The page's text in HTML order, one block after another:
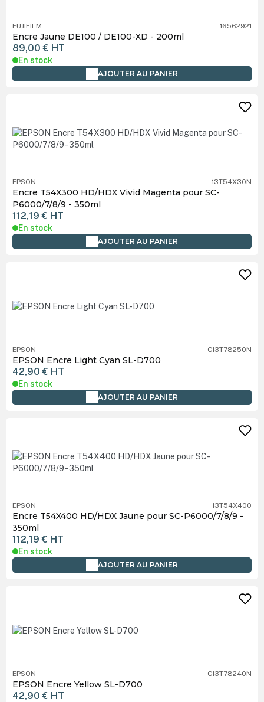
FUJIFILM 16562921
Encre Jaune DE100 / DE100-XD - 200ml
89,00 € HT
En stock
AJOUTER AU PANIER
EPSON 13T54X30N
Encre T54X300 HD/HDX Vivid Magenta pour SC-
P6000/7/8/9 - 350ml
112,19 € HT
En stock
AJOUTER AU PANIER
EPSON C13T78250N
EPSON Encre Light Cyan SL-D700
42,90 € HT
En stock
AJOUTER AU PANIER
EPSON 13T54X400
Encre T54X400 HD/HDX Jaune pour SC-P6000/7/8/9 -
350ml
112,19 € HT
En stock
AJOUTER AU PANIER
EPSON C13T78240N
EPSON Encre Yellow SL-D700
42,90 € HT